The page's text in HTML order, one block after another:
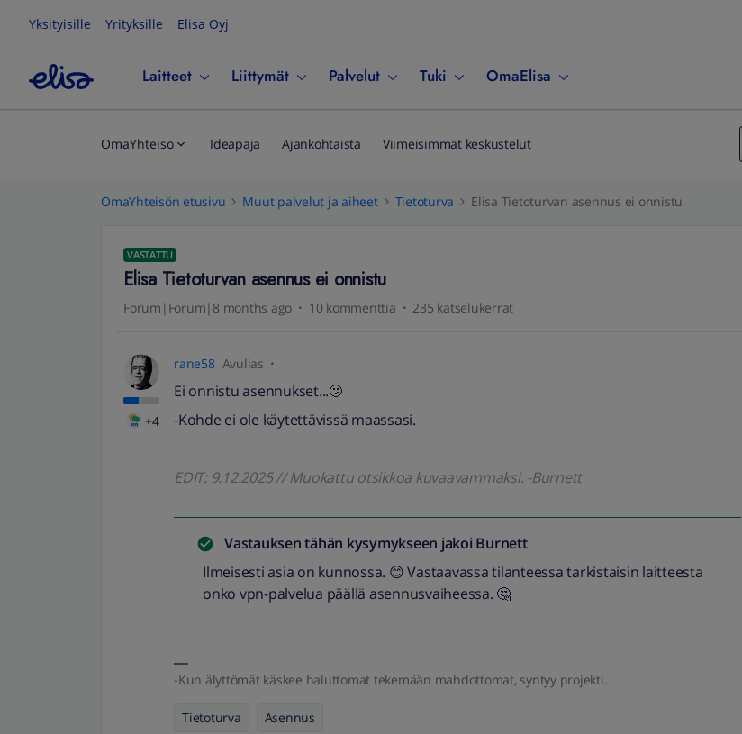
Yksityisille Yrityksille Elisa Oyj
Laitteet Liittymät Palvelut Tuki OmaElisa
OmaYhteisö Ideapaja Ajankohtaista Viimeisimmät keskustelut
OmaYhteisön etusivu Muut palvelut ja aiheet Tietoturva Elisa Tietoturvan asennus ei onnistu
VASTATTU
Elisa Tietoturvan asennus ei onnistu
Forum|Forum|8 months ago 10 kommenttia 235 katselukerrat
+4
rane58 Avulias
Ei onnistu asennukset...🫤
-Kohde ei ole käytettävissä maassasi.
EDIT: 9.12.2025 // Muokattu otsikkoa kuvaavammaksi. -Burnett
Vastauksen tähän kysymykseen jakoi Burnett
Ilmeisesti asia on kunnossa. 😊 Vastaavassa tilanteessa tarkistaisin laitteesta
onko vpn-palvelua päällä asennusvaiheessa. 🤔
-Kun älyttömät käskee haluttomat tekemään mahdottomat, syntyy projekti.
Tietoturva Asennus